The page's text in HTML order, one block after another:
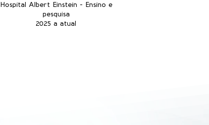
Hospital Albert Einstein - Ensino e
pesquisa
2025 a atual